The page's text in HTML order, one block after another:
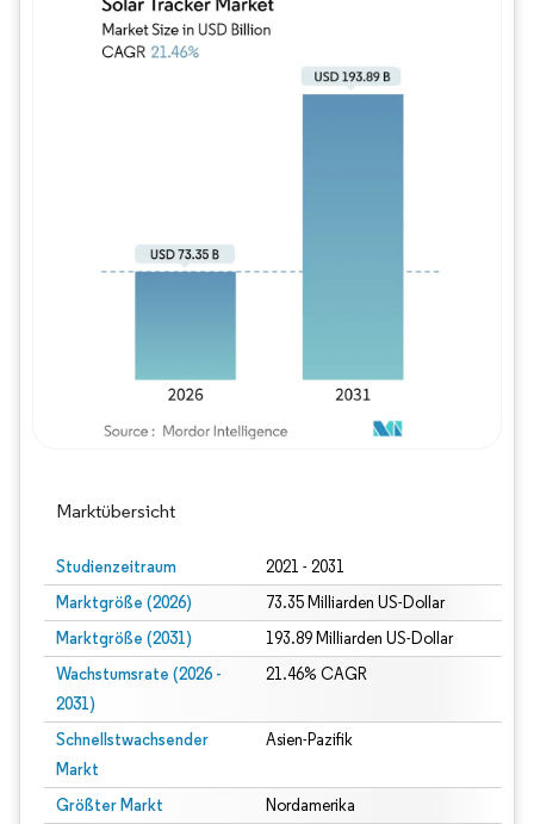
Marktübersicht
Studienzeitraum 2021 - 2031
Marktgröße (2026) 73.35 Milliarden US-Dollar
Marktgröße (2031) 193.89 Milliarden US-Dollar
Wachstumsrate (2026 -
2031)
21.46% CAGR
Schnellstwachsender
Markt
Asien-Pazifik
Größter Markt Nordamerika